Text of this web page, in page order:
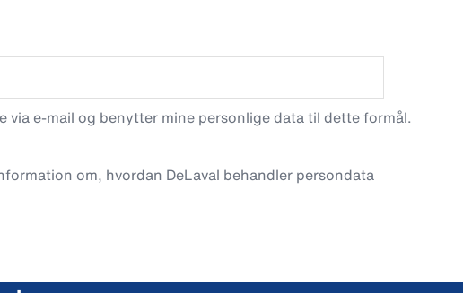
via e-mail og benytter mine personlige data til dette formål.
om, hvordan DeLaval behandler persondata